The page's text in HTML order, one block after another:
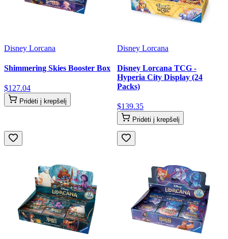
Disney Lorcana
Shimmering Skies Booster Box
$127.04
Pridėti į krepšelį
Disney Lorcana
Disney Lorcana TCG -
Hyperia City Display (24
Packs)
$139.35
Pridėti į krepšelį